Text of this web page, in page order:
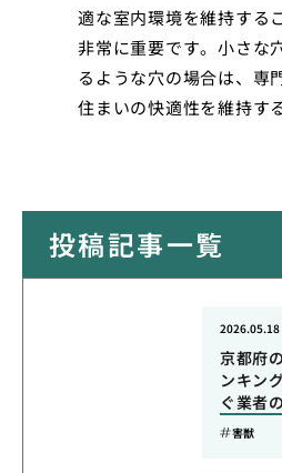
適な室内環境を維持する
非常に重要です。小さな
るような穴の場合は、専
住まいの快適性を維持す
投稿記事一覧
京都府
ンキン
ぐ業者
2026.05.18
害獣